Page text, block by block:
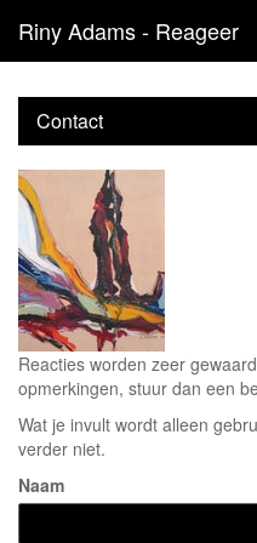
Riny Adams - Reageer
Contact
Reacties worden zeer
opmerkingen, stuur dan een
Wat je invult wordt alleen
verder niet.
Naam